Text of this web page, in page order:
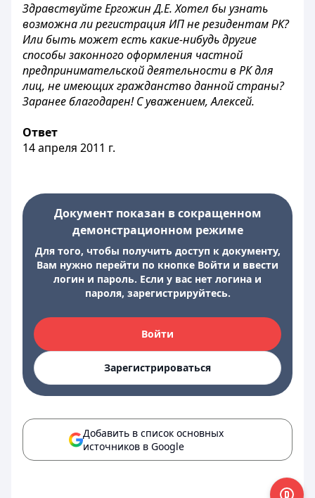
Здравствуйте Ергожин Д.Е. Хотел бы узнать
возможна ли регистрация ИП не резидентам РК?
Или быть может есть какие-нибудь другие
способы законного оформления частной
предпринимательской деятельности в РК для
лиц, не имеющих гражданство данной страны?
Заранее благодарен! С уважением, Алексей.
Ответ
14 апреля 2011 г.
Документ показан в сокращенном
демонстрационном режиме
Для того, чтобы получить доступ к документу,
Вам нужно перейти по кнопке Войти и ввести
логин и пароль. Если у вас нет логина и
пароля, зарегистрируйтесь.
Войти
Зарегистрироваться
Добавить в список основных
источников в Google